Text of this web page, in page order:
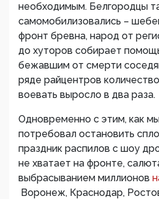
необходимым. Белгородцы
самомобилизовались –
фронт бревна, народ от
до хуторов собирает
бежавшим от смерти
ряде райцентров
воевать выросло в два раза.
Одновременно с этим, как
потребовал остановить
праздник распилов с шоу
не хватает на фронте,
выбрасыванием миллионов
Воронеж, Краснодар,